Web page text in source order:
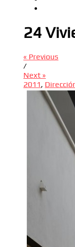
24
« Previous
/
Next »
2011,